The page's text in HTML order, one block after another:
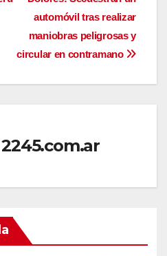
automóvil tras realizar
maniobras peligrosas y
circular en contramano
2245.com.ar